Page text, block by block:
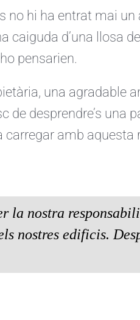
no hi ha entrat mai un
caiguda d’una llosa
pensarien.
una agradable
desprendre’s una
amb aquesta
la nostra
nostres edificis.